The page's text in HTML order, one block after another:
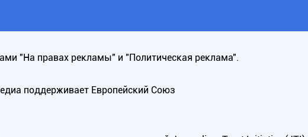
"На правах рекламы" и "Политическая реклама".
поддерживает Европейский Союз